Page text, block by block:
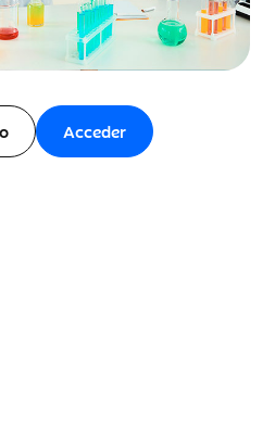
Acceder